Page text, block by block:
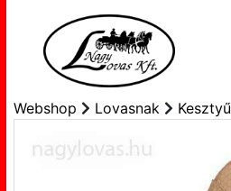
Webshop Lovasnak Kesztyű